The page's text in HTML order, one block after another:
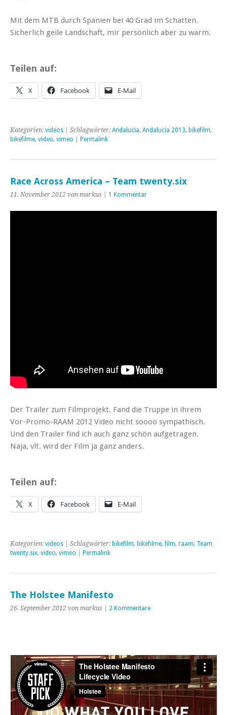
Mit dem MTB durch Spanien bei 40 Grad im Schatten.
Sicherlich geile Landschaft, mir persönlich aber zu warm.
Teilen auf:
X Facebook E-Mail
Kategorien: videos | Schlagwörter: Andalucia, Andalucia 2013, bikefilm,
bikefilme, video, vimeo Permalink
Race Across America – Team twenty.six
11. November 2012 von markus | 1 Kommentar
Der Trailer zum Filmprojekt. Fand die Truppe in ihrem
Vor-Promo-RAAM 2012 Video nicht soooo sympathisch.
Und den Trailer find ich auch ganz schön aufgetragen.
Naja, vlt. wird der Film ja ganz anders.
Teilen auf:
X Facebook E-Mail
Kategorien: videos | Schlagwörter: bikefilm, bikefilme,film, raam, Team
twenty.six, video, vimeo Permalink
The Holstee Manifesto
26. September 2012 von markus | 2 Kommentare